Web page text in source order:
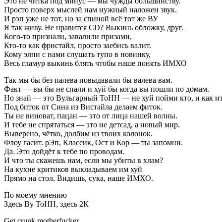
Просто поверх мыслей нам нужный наложен звук.
И рэп уже не тот, но за спиной всё тот же ВУ
Я так живу. Не нравится CD? Выкинь обложку, друг.
Кого-то признали, завалили призами,
Кто-то как фристайл, просто заебись валит.
Кому элпи с нами слушать тупо в новинку,
Весь гламур выкинь блять чтобы наше понять ИМХО
Так мы бы без палева повыдавали бы валева вам.
Факт — вы бы не спали и хуй бы когда вы пошли по домам.
Но знай — это Вульгарный ТоНН — не хуй пойми кто, и как
Под биток от Сина из Вистайла делаем фиток.
Ты не виноват, пацан — это от лица нашей волны.
И тебе не спрятаться — это не детсад, а новый мир.
Выверено, чётко, долбим из твоих колонок.
Флоу гасит. рЭп, Классик, Ост и Кор — ты запомни.
Да. Это дойдёт к тебе по проводам.
И что ты скажешь нам, если мы убиты в хлам?
На кухне критиков выкладываем им хуй
Прямо на стол. Видишь, сука, наше ИМХО.
По моему мнению
Здесь Ву ТоНН, здесь 2К